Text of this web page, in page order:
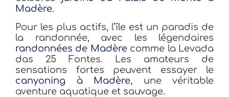
Madère.
Pour les plus actifs, l’île est un paradis de
la randonnée, avec les légendaires
randonnées de Madèrecomme la Levada
das 25 Fontes. Les amateurs de
sensations fortes peuvent essayer le
canyoning à Madère, une véritable
aventure aquatique et sauvage.